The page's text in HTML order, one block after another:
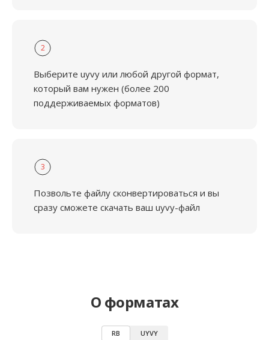
2
Выберите uyvy или любой другой формат,
который вам нужен (более 200
поддерживаемых форматов)
3
Позвольте файлу сконвертироваться и вы
сразу сможете скачать ваш uyvy-файл
О форматах
RB UYVY